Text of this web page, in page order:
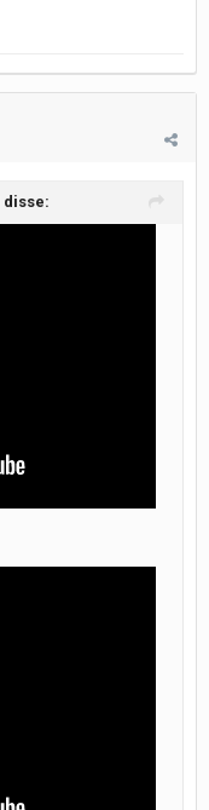
disse: